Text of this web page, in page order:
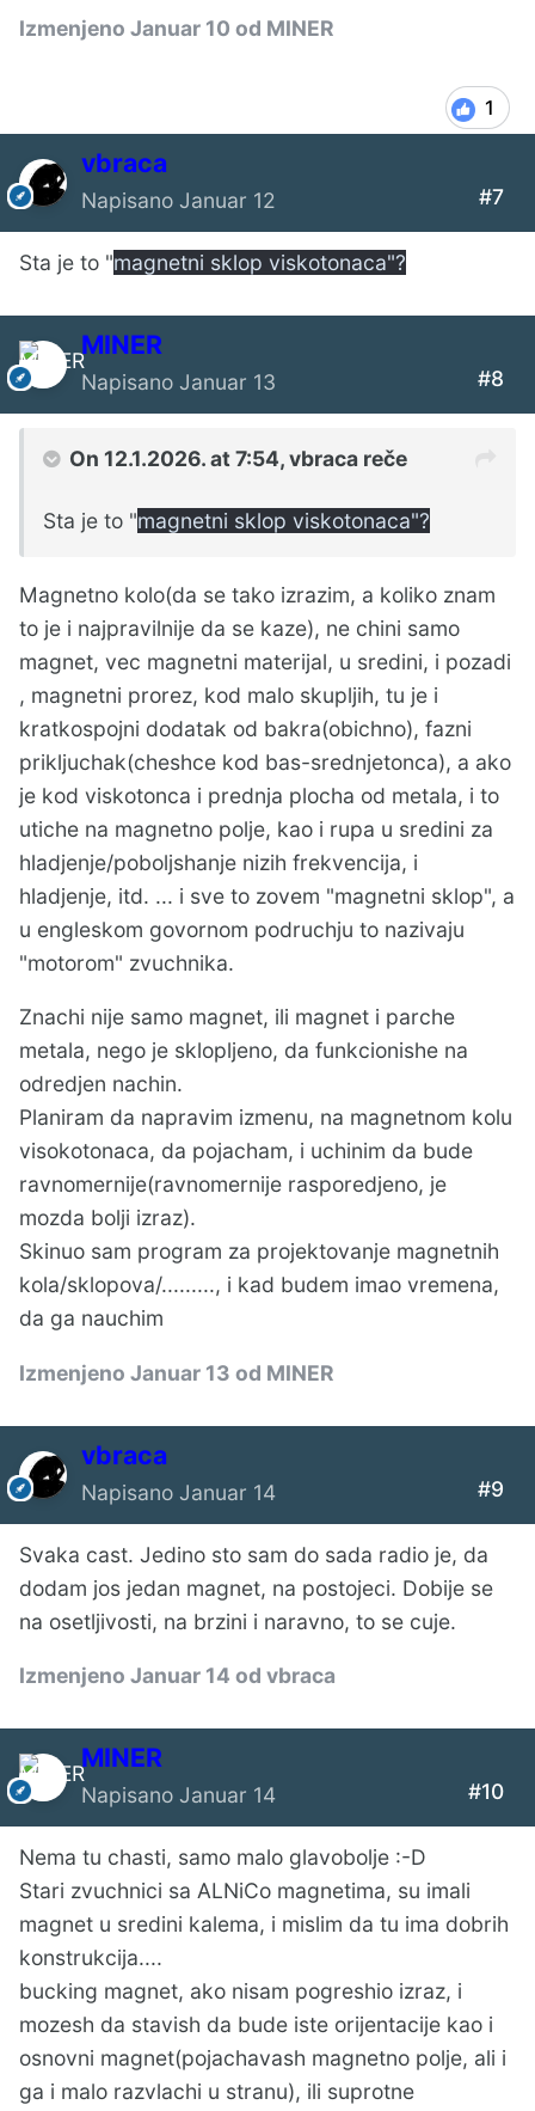
Izmenjeno Januar 10 od MINER
1
vbraca
Napisano Januar 12 #7
Sta je to "magnetni sklop viskotonaca"?
MINER
Napisano Januar 13 #8
On 12.1.2026. at 7:54,vbraca reče
Sta je to "magnetni sklop viskotonaca"?
Magnetno kolo(da se tako izrazim, a koliko znam
to je i najpravilnije da se kaze), ne chini samo
magnet, vec magnetni materijal, u sredini, i pozadi
, magnetni prorez, kod malo skupljih, tu je i
kratkospojni dodatak od bakra(obichno), fazni
prikljuchak(cheshce kod bas-srednjetonca), a ako
je kod viskotonca i prednja plocha od metala, i to
utiche na magnetno polje, kao i rupa u sredini za
hladjenje/poboljshanje nizih frekvencija, i
hladjenje, itd. ... i sve to zovem "magnetni sklop", a
u engleskom govornom podruchju to nazivaju
"motorom" zvuchnika.
Znachi nije samo magnet, ili magnet i parche
metala, nego je sklopljeno, da funkcionishe na
odredjen nachin.
Planiram da napravim izmenu, na magnetnom kolu
visokotonaca, da pojacham, i uchinim da bude
ravnomernije(ravnomernije rasporedjeno, je
mozda bolji izraz).
Skinuo sam program za projektovanje magnetnih
kola/sklopova/........., i kad budem imao vremena,
da ga nauchim
Izmenjeno Januar 13 od MINER
vbraca
Napisano Januar 14 #9
Svaka cast. Jedino sto sam do sada radio je, da
dodam jos jedan magnet, na postojeci. Dobije se
na osetljivosti, na brzini i naravno, to se cuje.
Izmenjeno Januar 14 od vbraca
MINER
Napisano Januar 14 #10
Nema tu chasti, samo malo glavobolje :-D
Stari zvuchnici sa ALNiCo magnetima, su imali
magnet u sredini kalema, i mislim da tu ima dobrih
konstrukcija....
bucking magnet, ako nisam pogreshio izraz, i
mozesh da stavish da bude iste orijentacije kao i
osnovni magnet(pojachavash magnetno polje, ali i
ga i malo razvlachi u stranu), ili suprotne